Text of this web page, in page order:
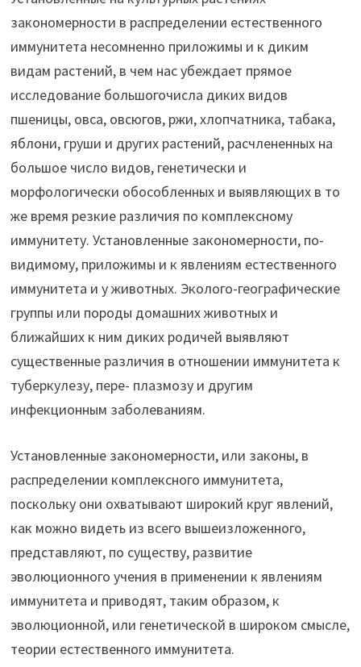
закономерности в распределении естественного
иммунитета несомненно приложимы и к диким
видам растений, в чем нас убеждает прямое
исследование большогочисла диких видов
пшеницы, овса, овсюгов, ржи, хлопчатника, табака,
яблони, груши и других растений, расчлененных на
большое число видов, генетически и
морфологически обособленных и выявляющих в то
же время резкие различия по комплексному
иммунитету. Установленные закономерности, по-
видимому, приложимы и к явлениям естественного
иммунитета и у животных. Эколого-географические
группы или породы домашних животных и
ближайших к ним диких родичей выявляют
существенные различия в отношении иммунитета к
туберкулезу, пере- плазмозу и другим
инфекционным заболеваниям.
Установленные закономерности, или законы, в
распределении комплексного иммунитета,
поскольку они охватывают широкий круг явлений,
как можно видеть из всего вышеизложенного,
представляют, по существу, развитие
эволюционного учения в применении к явлениям
иммунитета и приводят, таким образом, к
эволюционной, или генетической в широком смысле,
теории естественного иммунитета.